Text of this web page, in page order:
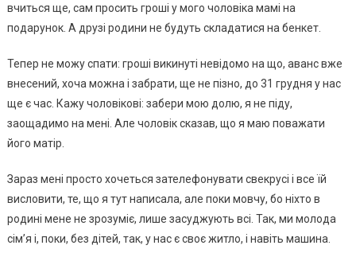
вчиться ще, сам просить гроші у мого чоловіка мамі на
подарунок. А друзі родини не будуть складатися на бенкет.
Тепер не можу спати: гроші викинуті невідомо на що, аванс вже
внесений, хоча можна і забрати, ще не пізно, до 31 грудня у нас
ще є час. Кажу чоловікові: забери мою долю, я не піду,
заощадимо на мені. Але чоловік сказав, що я маю поважати
його матір.
Зараз мені просто хочеться зателефонувати свекрусі і все їй
висловити, те, що я тут написала, але поки мовчу, бо ніхто в
родині мене не зрозуміє, лише засуджують всі. Так, ми молода
сім’я і, поки, без дітей, так, у нас є своє житло, і навіть машина.